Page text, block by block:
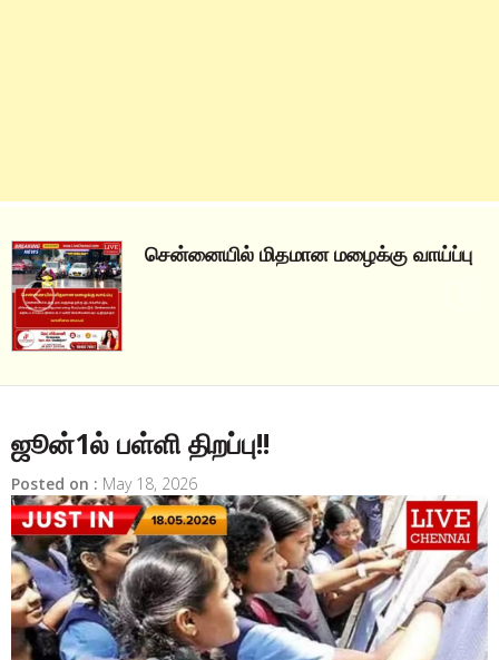
சென்னையில் மிதமான மழைக்கு வாய்ப்பு
ஜூன்1ல் பள்ளி திறப்பு!!
Posted on : May 18, 2026